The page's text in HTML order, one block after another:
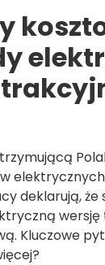
deklarują, że
Kluczowe